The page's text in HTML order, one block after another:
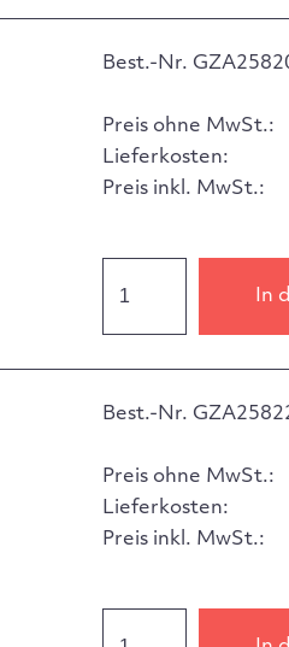
Best.-Nr.
Preis ohne MwSt.:
Lieferkosten:
Preis inkl. MwSt.:
In
Best.-Nr.
Preis ohne MwSt.:
Lieferkosten:
Preis inkl. MwSt.: